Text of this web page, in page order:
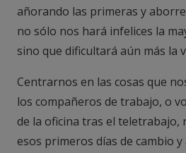
añorando las primeras y
no sólo nos hará infelices la
sino que dificultará aún más la
Centrarnos en las cosas que
los compañeros de trabajo, o
de la oficina tras el teletrabajo,
esos primeros días de cambio y